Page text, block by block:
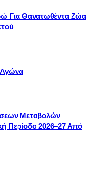
Για Θανατωθέντα Ζώα
Αγώνα
Μεταβολών
Περίοδο 2026–27 Από